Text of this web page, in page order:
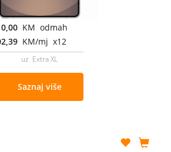
0,00 KM odmah
KM/mj x12
uz Extra XL
Saznaj više